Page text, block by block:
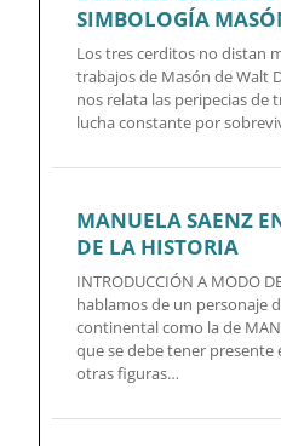
SIMBOLOGÍA
Los tres cerditos no distan
trabajos de Masón de Walt
nos relata las peripecias de
lucha constante por
MANUELA SAENZ
DE LA HISTORIA
INTRODUCCIÓN A MODO
hablamos de un personaje
continental como la de
que se debe tener presente
otras figuras…